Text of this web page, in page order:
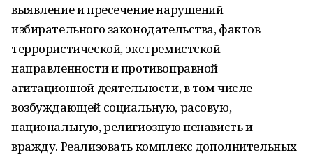
выявление и пресечение нарушений
избирательного законодательства, фактов
террористической, экстремистской
направленности и противоправной
агитационной деятельности, в том числе
возбуждающей социальную, расовую,
национальную, религиозную ненависть и
вражду. Реализовать комплекс дополнительных